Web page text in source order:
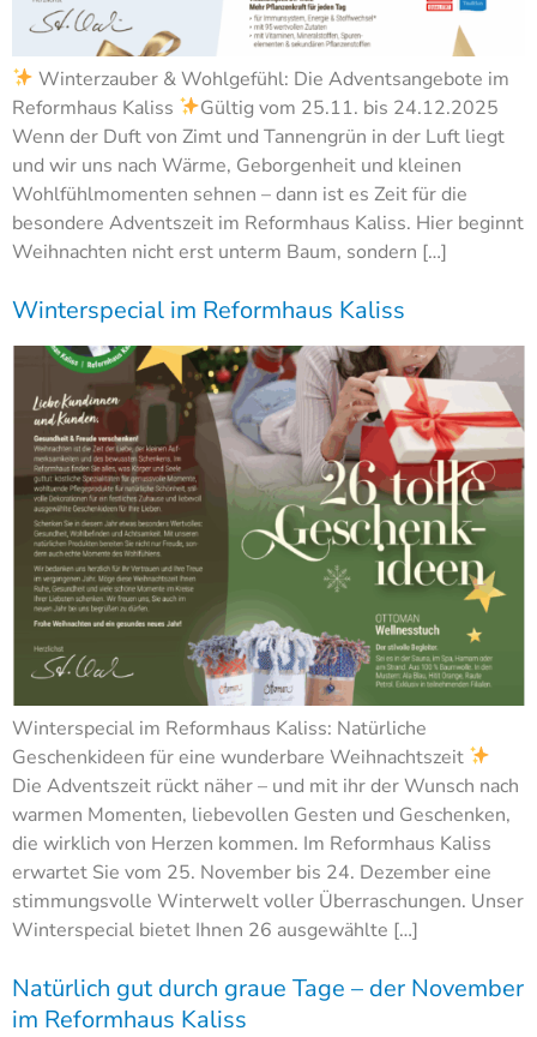
Winterzauber & Wohlgefühl: Die Adventsangebote im
Reformhaus Kaliss
Gültig vom 25.11. bis 24.12.2025
Wenn der Duft von Zimt und Tannengrün in der Luft liegt
und wir uns nach Wärme, Geborgenheit und kleinen
Wohlfühlmomenten sehnen – dann ist es Zeit für die
besondere Adventszeit im Reformhaus Kaliss. Hier beginnt
Weihnachten nicht erst unterm Baum, sondern […]
Winterspecial im Reformhaus Kaliss
Winterspecial im Reformhaus Kaliss: Natürliche
Geschenkideen für eine wunderbare Weihnachtszeit
Die Adventszeit rückt näher – und mit ihr der Wunsch nach
warmen Momenten, liebevollen Gesten und Geschenken,
die wirklich von Herzen kommen. Im Reformhaus Kaliss
erwartet Sie vom 25. November bis 24. Dezember eine
stimmungsvolle Winterwelt voller Überraschungen. Unser
Winterspecial bietet Ihnen 26 ausgewählte […]
Natürlich gut durch graue Tage – der November
im Reformhaus Kaliss